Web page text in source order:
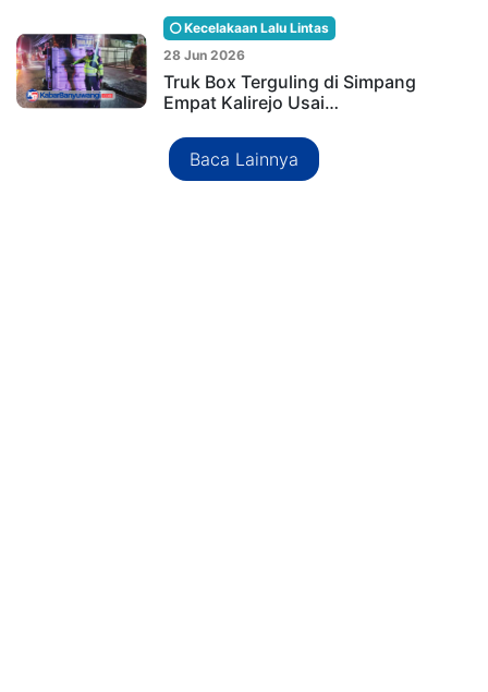
Kecelakaan Lalu Lintas
28 Jun 2026
Truk Box Terguling di Simpang
Empat Kalirejo Usai…
Baca Lainnya